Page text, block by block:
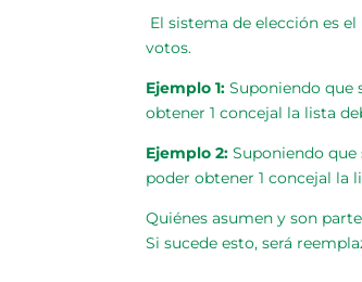
El sistema de elección es
votos.
Ejemplo 1: Suponiendo que
obtener 1 concejal la lista
Ejemplo 2: Suponiendo que
poder obtener 1 concejal la
Quiénes asumen y son
Si sucede esto, será